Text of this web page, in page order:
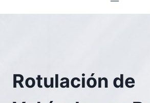
Rotulación de